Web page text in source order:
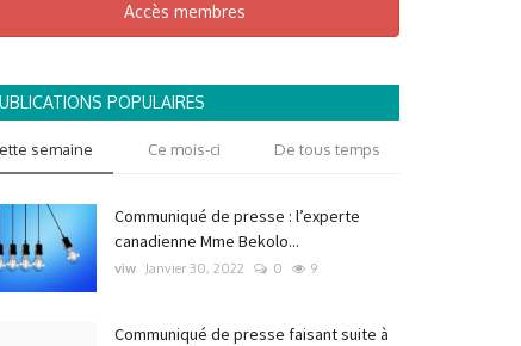
Accès membres
POPULAIRES
semaine Ce mois-ci De tous temps
Communiqué de presse : l’experte
canadienne Mme Bekolo...
viw Janvier 30, 2022 0 9
Communiqué de presse faisant suite à